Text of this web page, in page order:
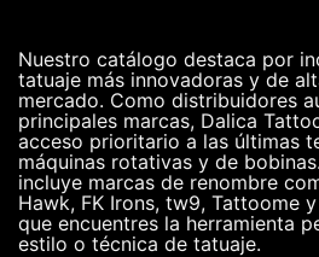
Nuestro catálogo destaca por
tatuaje más innovadoras y de
mercado. Como distribuidores
principales marcas, Dalica
acceso prioritario a las últimas
máquinas rotativas y de
incluye marcas de renombre
Hawk, FK Irons, tw9, Tattoome
que encuentres la herramienta
estilo o técnica de tatuaje.